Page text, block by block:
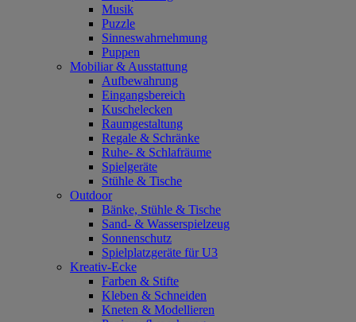
Musik
Puzzle
Sinneswahrnehmung
Puppen
Mobiliar & Ausstattung
Aufbewahrung
Eingangsbereich
Kuschelecken
Raumgestaltung
Regale & Schränke
Ruhe- & Schlafräume
Spielgeräte
Stühle & Tische
Outdoor
Bänke, Stühle & Tische
Sand- & Wasserspielzeug
Sonnenschutz
Spielplatzgeräte für U3
Kreativ-Ecke
Farben & Stifte
Kleben & Schneiden
Kneten & Modellieren